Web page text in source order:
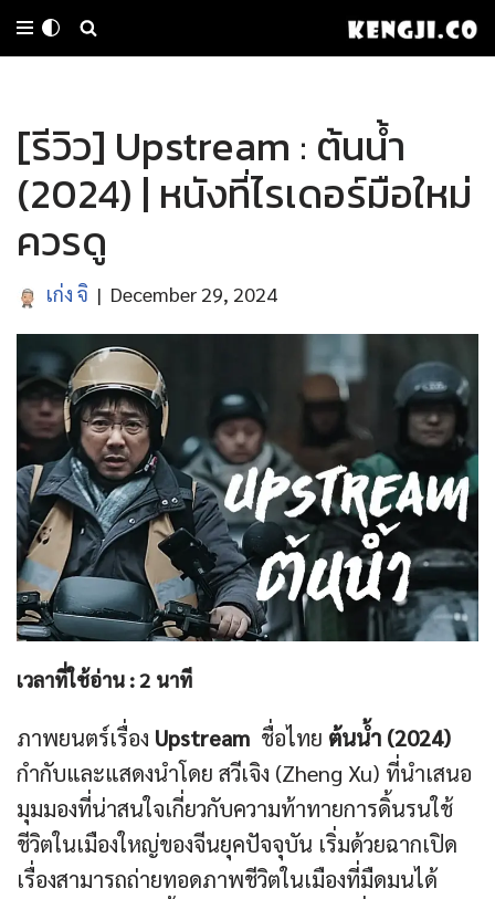
Skip
content
[รีวิว] Upstream : ต้นน้ำ
(2024) | หนังที่ไรเดอร์มือใหม่
ควรดู
เก่ง จิ December 29, 2024
เวลาที่ใช้อ่าน :2 นาที
ภาพยนตร์เรื่อง Upstream ชื่อไทย ต้นน้ำ (2024)
กำกับและแสดงนำโดย สวีเจิง (Zheng Xu) ที่นำเสนอ
มุมมองที่น่าสนใจเกี่ยวกับความท้าทายการดิ้นรนใช้
ชีวิตในเมืองใหญ่ของจีนยุคปัจจุบัน เริ่มด้วยฉากเปิด
เรื่องสามารถถ่ายทอดภาพชีวิตในเมืองที่มืดมนได้